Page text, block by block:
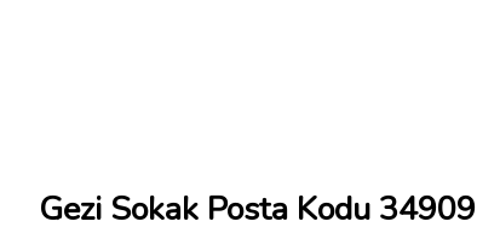
Gezi Sokak Posta Kodu 34909